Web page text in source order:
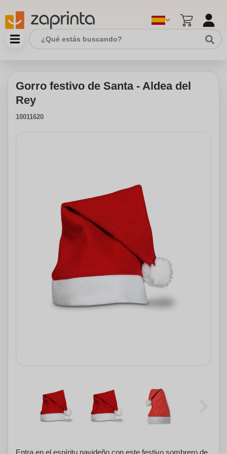
Gorro festivo de Santa - Aldea del
Rey
10011620
Entra en el espíritu navideño con este festivo sombrero de